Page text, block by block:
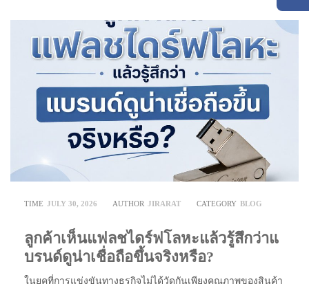
TIME JULY 30, 2026 AUTHOR JIRARAT CATEGORY BLOG
ลูกค้าเห็นแฟลชไดร์ฟโลหะแล้วรู้สึกว่าแ
บรนด์ดูน่าเชื่อถือขึ้นจริงหรือ?
ในยุคที่การแข่งขันทางธุรกิจไม่ได้วัดกันเพียงคุณภาพของสินค้า